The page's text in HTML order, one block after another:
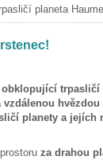
planeta
trpasličí
hvězdou
planety a jejích
za drahou